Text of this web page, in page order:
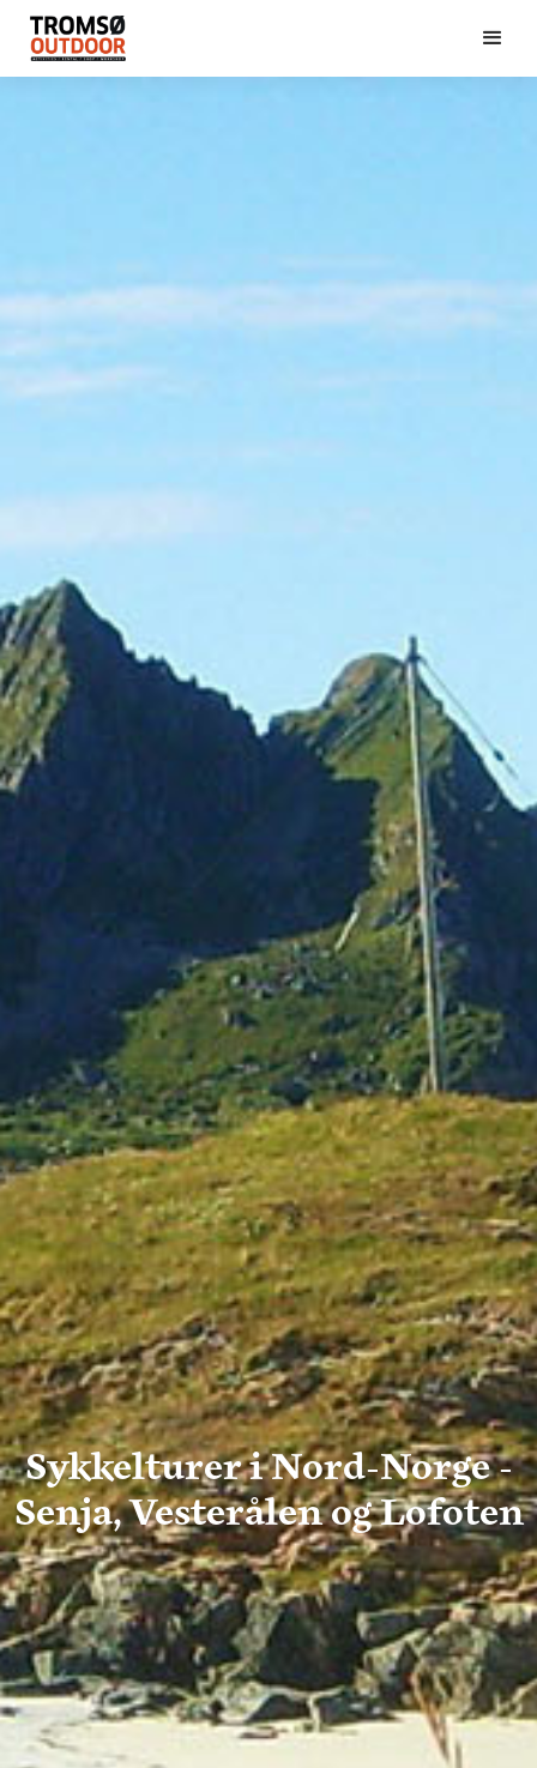
Sykkelturer i Nord-Norge -
Senja, Vesterålen og Lofoten